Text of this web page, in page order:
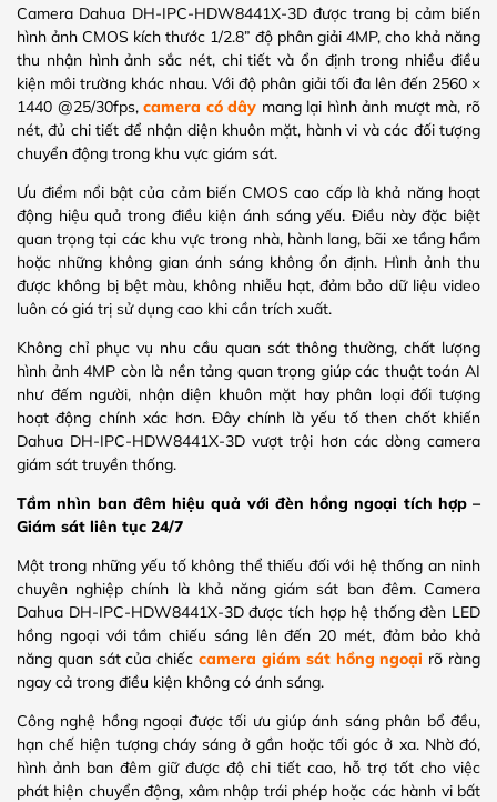
Camera Dahua DH-IPC-HDW8441X-3D được trang bị cảm biến
hình ảnh CMOS kích thước 1/2.8” độ phân giải 4MP, cho khả năng
thu nhận hình ảnh sắc nét, chi tiết và ổn định trong nhiều điều
kiện môi trường khác nhau. Với độ phân giải tối đa lên đến 2560 ×
1440 @25/30fps,camera có dây mang lại hình ảnh mượt mà, rõ
nét, đủ chi tiết để nhận diện khuôn mặt, hành vi và các đối tượng
chuyển động trong khu vực giám sát.
Ưu điểm nổi bật của cảm biến CMOS cao cấp là khả năng hoạt
động hiệu quả trong điều kiện ánh sáng yếu. Điều này đặc biệt
quan trọng tại các khu vực trong nhà, hành lang, bãi xe tầng hầm
hoặc những không gian ánh sáng không ổn định. Hình ảnh thu
được không bị bệt màu, không nhiễu hạt, đảm bảo dữ liệu video
luôn có giá trị sử dụng cao khi cần trích xuất.
Không chỉ phục vụ nhu cầu quan sát thông thường, chất lượng
hình ảnh 4MP còn là nền tảng quan trọng giúp các thuật toán AI
như đếm người, nhận diện khuôn mặt hay phân loại đối tượng
hoạt động chính xác hơn. Đây chính là yếu tố then chốt khiến
Dahua DH-IPC-HDW8441X-3D vượt trội hơn các dòng camera
giám sát truyền thống.
Tầm nhìn ban đêm hiệu quả với đèn hồng ngoại tích hợp –
Giám sát liên tục 24/7
Một trong những yếu tố không thể thiếu đối với hệ thống an ninh
chuyên nghiệp chính là khả năng giám sát ban đêm. Camera
Dahua DH-IPC-HDW8441X-3D được tích hợp hệ thống đèn LED
hồng ngoại với tầm chiếu sáng lên đến 20 mét, đảm bảo khả
năng quan sát của chiếccamera giám sát hồng ngoại rõ ràng
ngay cả trong điều kiện không có ánh sáng.
Công nghệ hồng ngoại được tối ưu giúp ánh sáng phân bổ đều,
hạn chế hiện tượng cháy sáng ở gần hoặc tối góc ở xa. Nhờ đó,
hình ảnh ban đêm giữ được độ chi tiết cao, hỗ trợ tốt cho việc
phát hiện chuyển động, xâm nhập trái phép hoặc các hành vi bất